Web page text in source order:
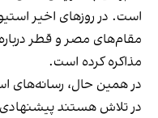
است. در روزهای اخیر استیو
مقام‌های مصر و قطر
مذاکره کرده است.
در همین حال، رسانه‌های
در تلاش هستند پیشنهادی